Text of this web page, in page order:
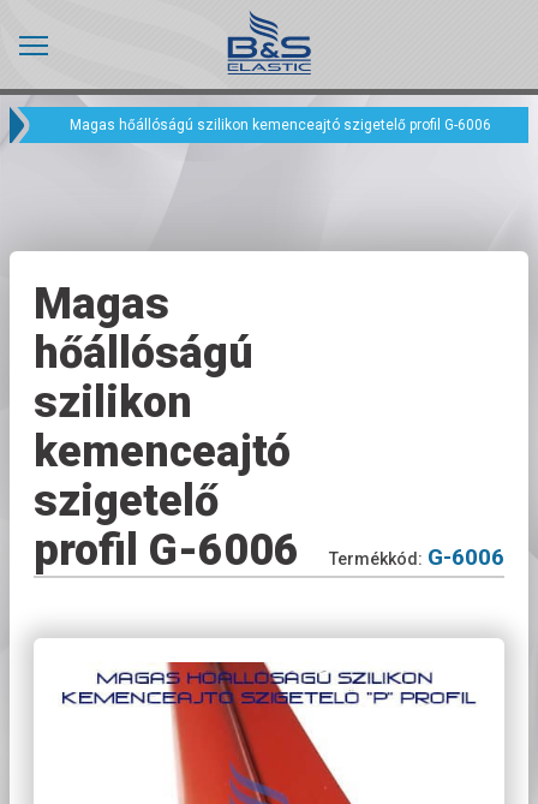
Magas hőállóságú szilikon kemenceajtó szigetelő profil G-6006
Magas
hőállóságú
szilikon
kemenceajtó
szigetelő
profil G-6006
Termékkód G-6006